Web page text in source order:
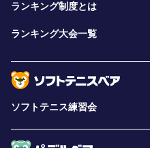
ランキング制度とは
ランキング大会一覧
ソフトテニス練習会